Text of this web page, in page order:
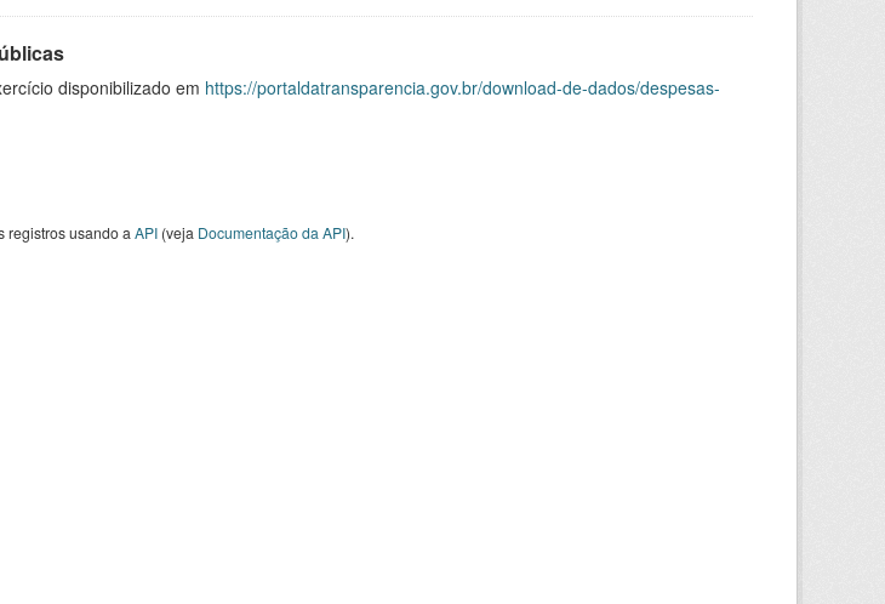
disponibilizado em https://portaldatransparencia.gov.br/download-de-dados/despesas-
registros usando a API(veja Documentação da API).